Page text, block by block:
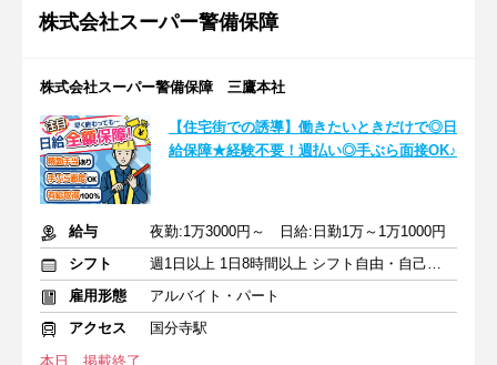
株式会社スーパー警備保障
株式会社スーパー警備保障 三鷹本社
【住宅街での誘導】働きたいときだけで◎日
給保障★経験不要！週払い◎手ぶら面接OK♪
給与
夜勤:1万3000円～ 日給:日勤1万～1万1000円
シフト
週1日以上 1日8時間以上 シフト自由・自己申告
雇用形態
アルバイト・パート
アクセス
国分寺駅
本日、掲載終了